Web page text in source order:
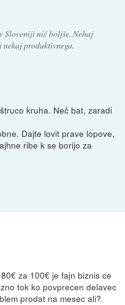
Sloveniji nič boljše. Nehaj
nekaj produktivnega.
kruha. Neč bat, zaradi
Dajte lovit prave lopove,
ribe k se borijo za
za 100€ je fajn biznis ce
tok ko povprecen delavec
prodat na mesec ali?